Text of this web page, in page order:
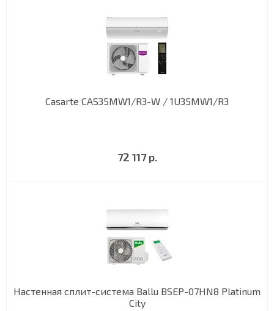
Casarte CAS35MW1/R3-W / 1U35MW1/R3
72 117 р.
Настенная сплит-система Ballu BSEP-07HN8 Platinum
City